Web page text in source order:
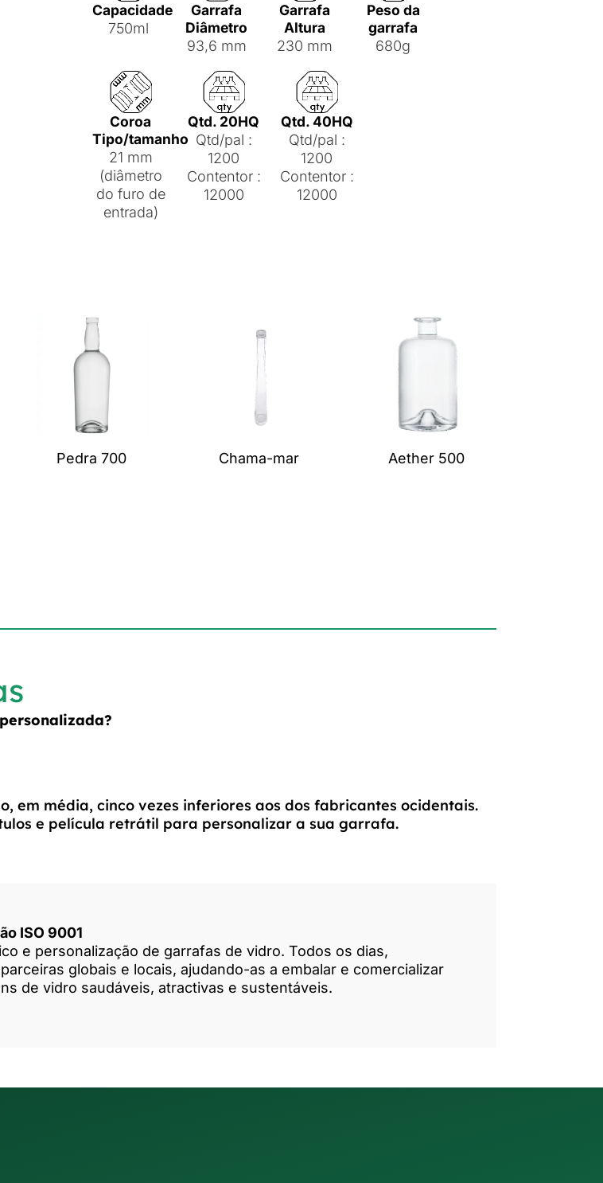
Capacidade
750ml
Garrafa
Diâmetro
93,6 mm
Garrafa
Altura
230 mm
Peso da
garrafa
680g
Coroa
Tipo/tamanho
21 mm
(diâmetro
do furo de
entrada)
Qtd. 20HQ
Qtd/pal :
1200
Contentor :
12000
Qtd. 40HQ
Qtd/pal :
1200
Contentor :
12000
Pedra 700 Chama-mar Aether 500
em média, cinco vezes inferiores aos dos fabricantes ocidentais.
e película retrátil para personalizar a sua garrafa.
ISO 9001
e personalização de garrafas de vidro. Todos os dias,
globais e locais, ajudando-as a embalar e comercializar
de vidro saudáveis, atractivas e sustentáveis.